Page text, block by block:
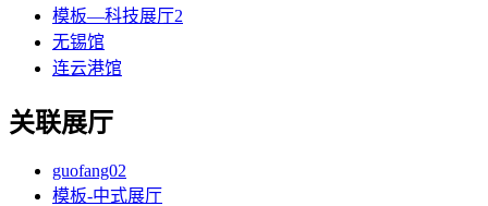
模板—科技展厅2
无锡馆
连云港馆
关联展厅
guofang02
模板-中式展厅